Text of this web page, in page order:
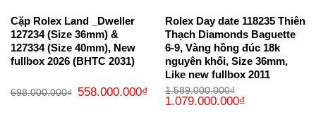
Cặp Rolex Land _Dweller
127234 (Size 36mm) &
127334 (Size 40mm), New
fullbox 2026 (BHTC 2031)
698.000.000₫
Giá
gốc
558.000.000₫Giá
hiện
Rolex Day date 118235 Thiên
Thạch Diamonds Baguette
6-9, Vàng hồng đúc 18k
nguyên khối, Size 36mm,
Like new fullbox 2011
1.589.000.000₫
Giá
gốc
1.079.000.000₫Giá